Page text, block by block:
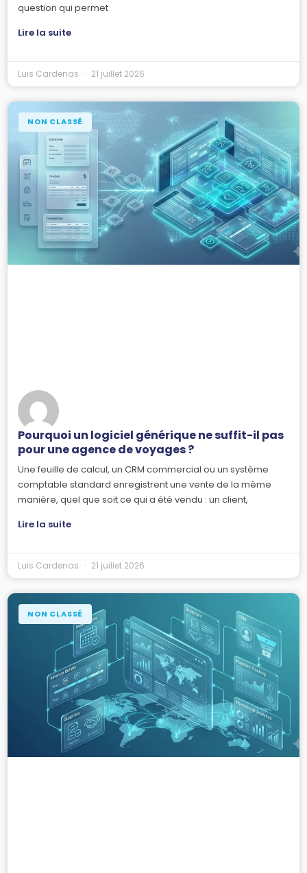
question qui permet
Lire la suite
Luis Cardenas 21 juillet 2026
NON CLASSÉ
Pourquoi un logiciel générique ne suffit-il pas
pour une agence de voyages ?
Une feuille de calcul, un CRM commercial ou un système
comptable standard enregistrent une vente de la même
manière, quel que soit ce qui a été vendu : un client,
Lire la suite
Luis Cardenas 21 juillet 2026
NON CLASSÉ